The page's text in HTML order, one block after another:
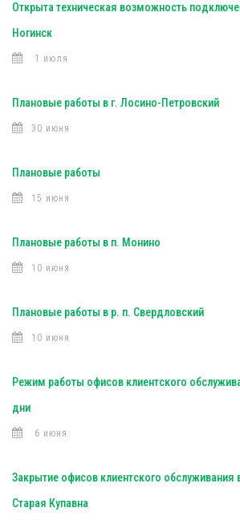
Открыта техническая возможность
Ногинск
1 июля
Плановые работы в г. Лосино-Петровский
30 июня
Плановые работы
15 июня
Плановые работы в п. Монино
10 июня
Плановые работы в р. п. Свердловский
10 июня
Режим работы офисов клиентского
дни
6 июня
Закрытие офисов клиентского обслуживания
Старая Купавна